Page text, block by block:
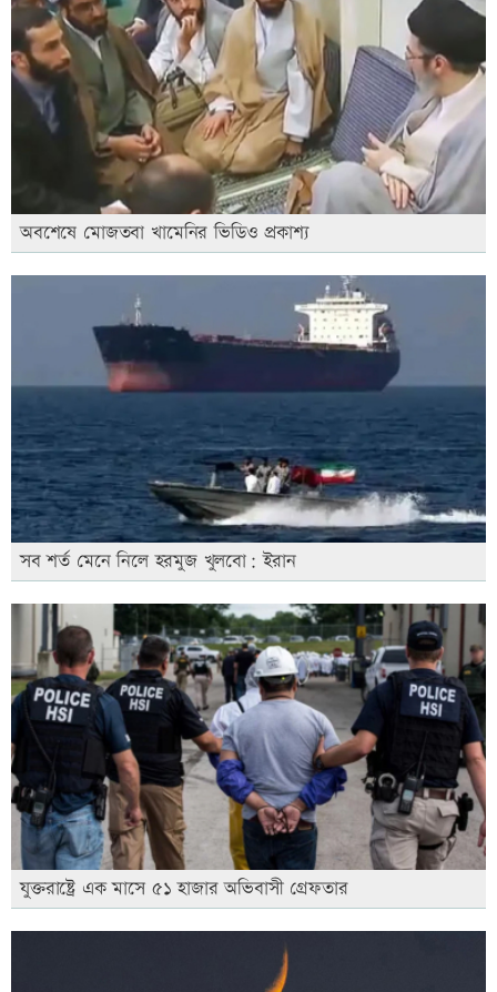
অবশেষে মোজতবা খামেনির ভিডিও প্রকাশ্য
সব শর্ত মেনে নিলে হরমুজ খুলবো: ইরান
যুক্তরাষ্ট্রে এক মাসে ৫১ হাজার অভিবাসী গ্রেফতার